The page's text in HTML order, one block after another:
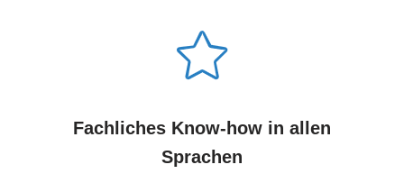
Fachliches Know-how in allen
Sprachen